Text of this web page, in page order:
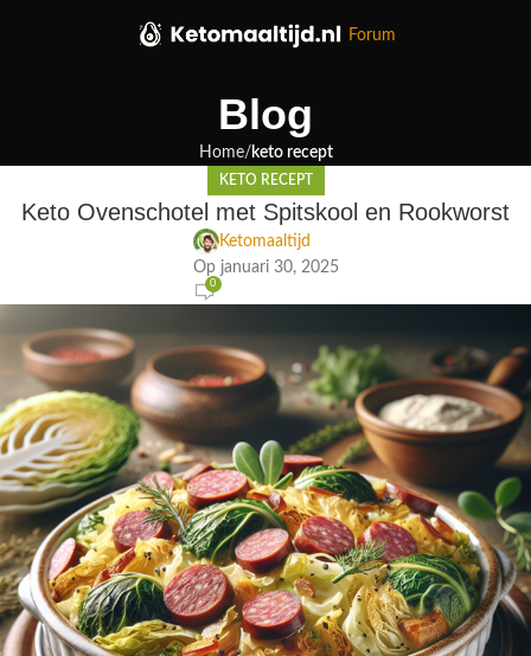
Forum
Blog
Home keto recept
KETO RECEPT
Keto Ovenschotel met Spitskool en Rookworst
Ketomaaltijd
Op januari 30, 2025
0